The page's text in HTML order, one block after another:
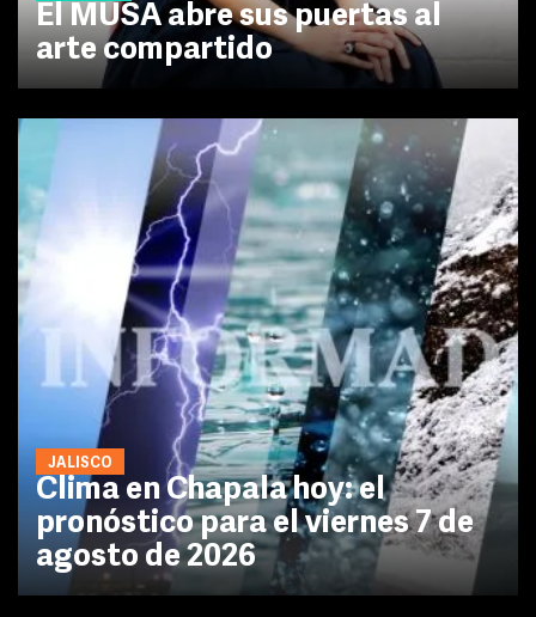
El MUSA abre sus puertas al
arte compartido
JALISCO
Clima en Chapala hoy: el
pronóstico para el viernes 7 de
agosto de 2026